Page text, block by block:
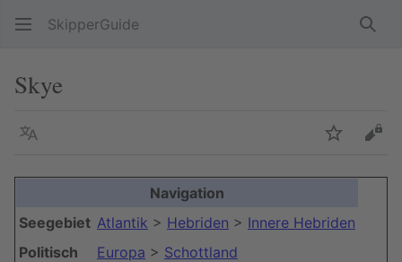
SkipperGuide
Skye
Sprache
Navigation
Seegebiet Atlantik > Hebriden > Innere Hebriden
Politisch
Europa > Schottland
+
−